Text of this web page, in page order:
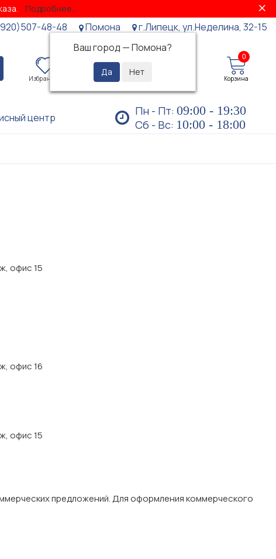
Подробнее...
48-48
Помона
Ваш город —Помона?
г.Липецк, ул.Неделина, 32-15
Избранное Просмотренные
0
Корзина
центр Пн - Пт: 09:00 - 19:30
Сб - Вс: 10:00 - 18:00
офис 15
офис 16
офис 15
предложений. Для оформления коммерческого